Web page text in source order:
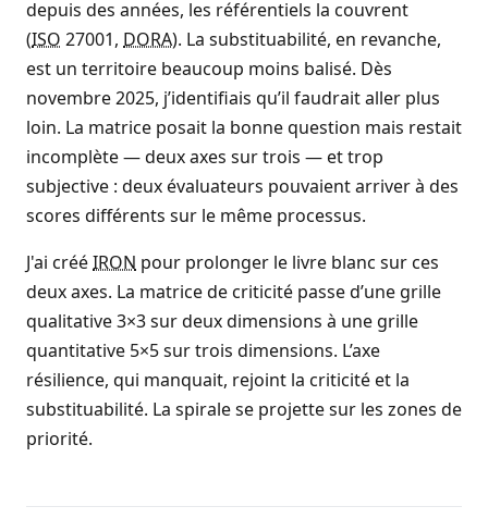
depuis des années, les référentiels la couvrent
(ISO 27001, DORA). La substituabilité, en revanche,
est un territoire beaucoup moins balisé. Dès
novembre 2025, j’identifiais qu’il faudrait aller plus
loin. La matrice posait la bonne question mais restait
incomplète — deux axes sur trois — et trop
subjective : deux évaluateurs pouvaient arriver à des
scores différents sur le même processus.
J'ai crééIRON pour prolonger le livre blanc sur ces
deux axes. La matrice de criticité passe d’une grille
qualitative 3×3 sur deux dimensions à une grille
quantitative 5×5 sur trois dimensions. L’axe
résilience, qui manquait, rejoint la criticité et la
substituabilité. La spirale se projette sur les zones de
priorité.